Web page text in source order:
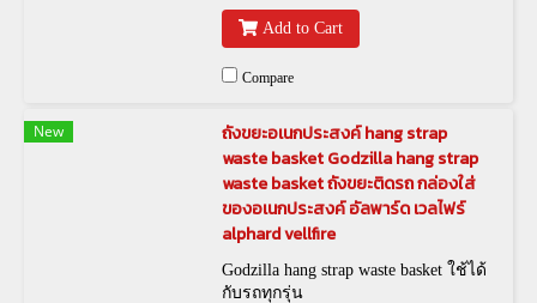
Add to Cart
Compare
New
ถังขยะอเนกประสงค์ hang strap
waste basket Godzilla hang strap
waste basket ถังขยะติดรถ กล่องใส่
ของอเนกประสงค์ อัลพาร์ด เวลไฟร์
alphard vellfire
Godzilla hang strap waste basket ใช้ได้
กับรถทุกรุ่น